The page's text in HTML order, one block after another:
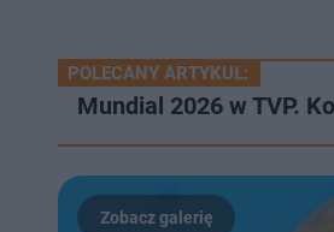
POLECANY ARTYKUŁ:
Mundial 2026 w TVP.